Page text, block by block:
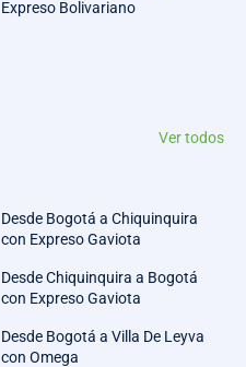
Expreso Bolivariano
Ver todos
Desde Bogotá a Chiquinquira
con Expreso Gaviota
Desde Chiquinquira a Bogotá
con Expreso Gaviota
Desde Bogotá a Villa De Leyva
con Omega